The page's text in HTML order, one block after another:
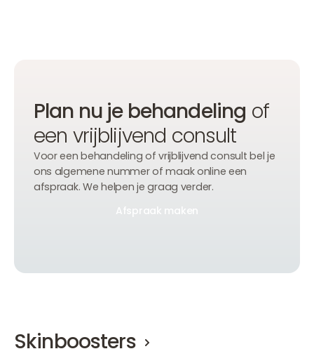
Plan nu je behandeling of
een vrijblijvend consult
Voor een behandeling of vrijblijvend consult bel je
ons algemene nummer of maak online een
afspraak. We helpen je graag verder.
Afspraak maken
Skinboosters